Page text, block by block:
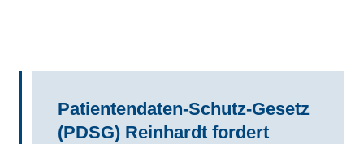
Patientendaten-Schutz-Gesetz
(PDSG) Reinhardt fordert